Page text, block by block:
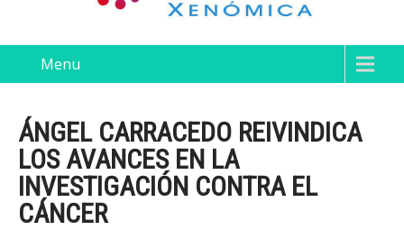
Menu
ÁNGEL CARRACEDO REIVINDICA
LOS AVANCES EN LA
INVESTIGACIÓN CONTRA EL
CÁNCER